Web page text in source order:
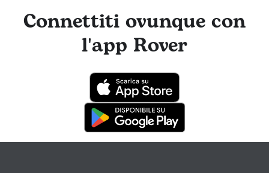
Connettiti ovunque con
l'app Rover